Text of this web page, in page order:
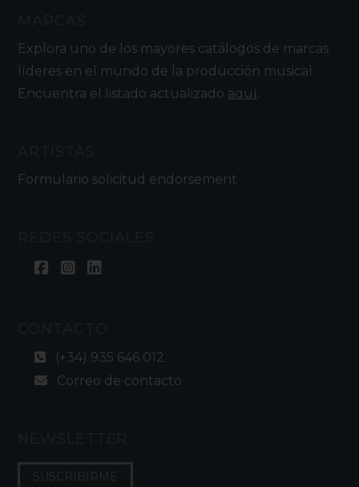
Explora uno de los mayores catálogos de marcas
líderes en el mundo de la producción musical.
Encuentra el listado actualizado aquí.
Formulario solicitud endorsement
(+34) 935 646 012
Correo de contacto
SUSCRIBIRME